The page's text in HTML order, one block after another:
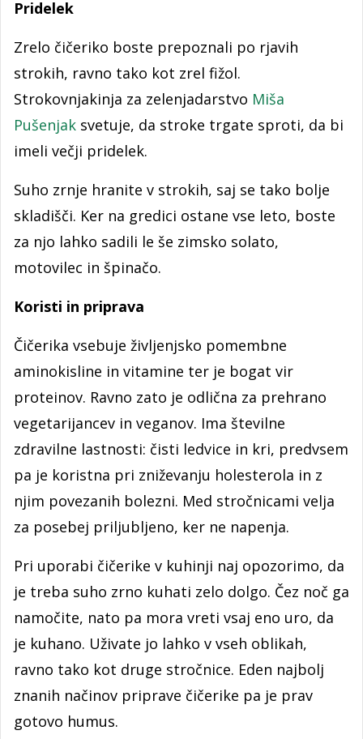
Pridelek
Zrelo čičeriko boste prepoznali po rjavih
strokih, ravno tako kot zrel fižol.
Strokovnjakinja za zelenjadarstvo Miša
Pušenjak svetuje, da stroke trgate sproti, da bi
imeli večji pridelek.
Suho zrnje hranite v strokih, saj se tako bolje
skladišči. Ker na gredici ostane vse leto, boste
za njo lahko sadili le še zimsko solato,
motovilec in špinačo.
Koristi in priprava
Čičerika vsebuje življenjsko pomembne
aminokisline in vitamine ter je bogat vir
proteinov. Ravno zato je odlična za prehrano
vegetarijancev in veganov. Ima številne
zdravilne lastnosti: čisti ledvice in kri, predvsem
pa je koristna pri zniževanju holesterola in z
njim povezanih bolezni. Med stročnicami velja
za posebej priljubljeno, ker ne napenja.
Pri uporabi čičerike v kuhinji naj opozorimo, da
je treba suho zrno kuhati zelo dolgo. Čez noč ga
namočite, nato pa mora vreti vsaj eno uro, da
je kuhano. Uživate jo lahko v vseh oblikah,
ravno tako kot druge stročnice. Eden najbolj
znanih načinov priprave čičerike pa je prav
gotovo humus.